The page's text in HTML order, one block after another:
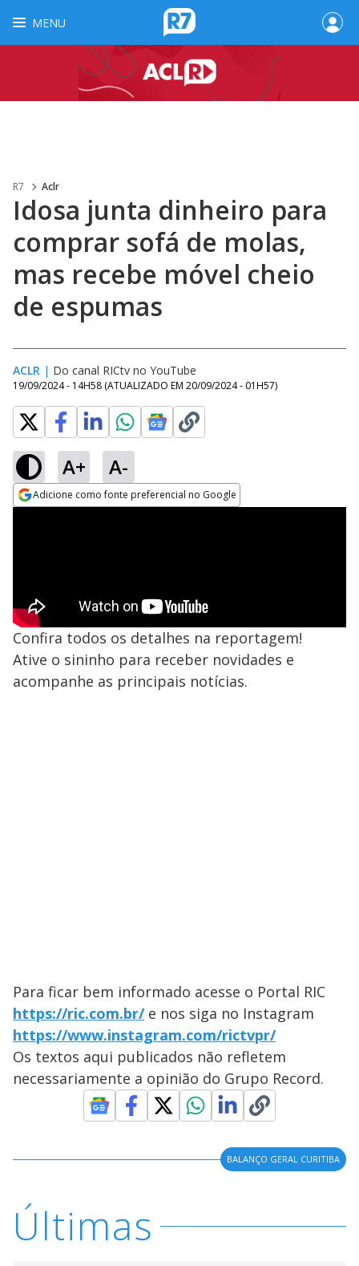
MENU
R7 Aclr
Idosa junta dinheiro para
comprar sofá de molas,
mas recebe móvel cheio
de espumas
ACLR | Do canal RICtv no YouTube
19/09/2024 - 14H58 (ATUALIZADO EM 20/09/2024 - 01H57)
A+ A-
Adicione como fonte preferencial no Google
Confira todos os detalhes na reportagem!
Ative o sininho para receber novidades e
acompanhe as principais notícias.
Para ficar bem informado acesse o Portal ​RIC
https://ric.com.br/e nos siga no Instagram
https://www.instagram.com/rictvpr/
Os textos aqui publicados não refletem
necessariamente a opinião do Grupo Record.
BALANÇO GERAL CURITIBA
Últimas